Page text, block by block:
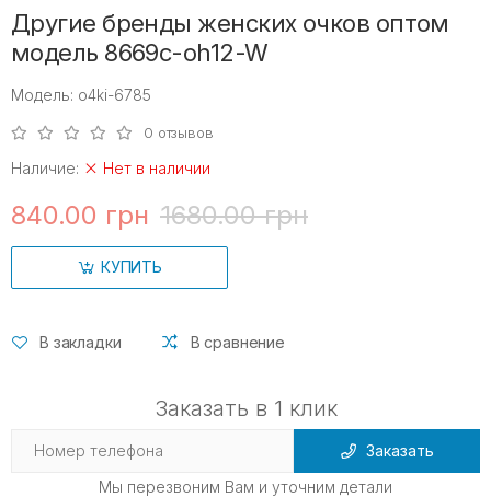
Другие бренды женских очков оптом
модель 8669c-oh12-W
Модель: o4ki-6785
0 отзывов
Наличие: Нет в наличии
840.00 грн 1680.00 грн
КУПИТЬ
В закладки В сравнение
Заказать в 1 клик
Заказать
Мы перезвоним Вам и уточним детали